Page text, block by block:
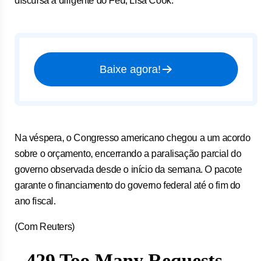
Baixe agora!
Na véspera, o Congresso americano chegou a um acordo
sobre o orçamento, encerrando a paralisação parcial do
governo observada desde o início da semana. O pacote
garante o financiamento do governo federal até o fim do
ano fiscal.
(Com Reuters)